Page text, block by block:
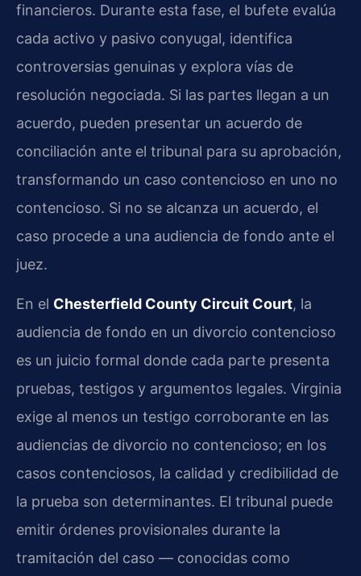
financieros. Durante esta fase, el bufete evalúa
cada activo y pasivo conyugal, identifica
controversias genuinas y explora vías de
resolución negociada. Si las partes llegan a un
acuerdo, pueden presentar un acuerdo de
conciliación ante el tribunal para su aprobación,
transformando un caso contencioso en uno no
contencioso. Si no se alcanza un acuerdo, el
caso procede a una audiencia de fondo ante el
juez.
En el Chesterfield County Circuit Court, la
audiencia de fondo en un divorcio contencioso
es un juicio formal donde cada parte presenta
pruebas, testigos y argumentos legales. Virginia
exige al menos un testigo corroborante en las
audiencias de divorcio no contencioso; en los
casos contenciosos, la calidad y credibilidad de
la prueba son determinantes. El tribunal puede
emitir órdenes provisionales durante la
tramitación del caso — conocidas como